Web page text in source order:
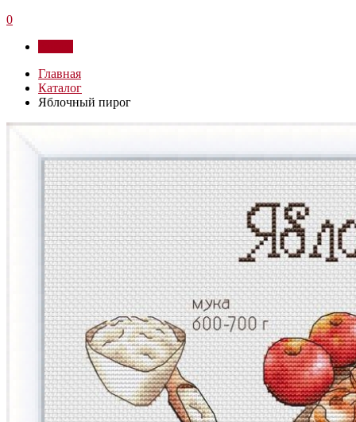
0
Главная
Каталог
Яблочный пирог